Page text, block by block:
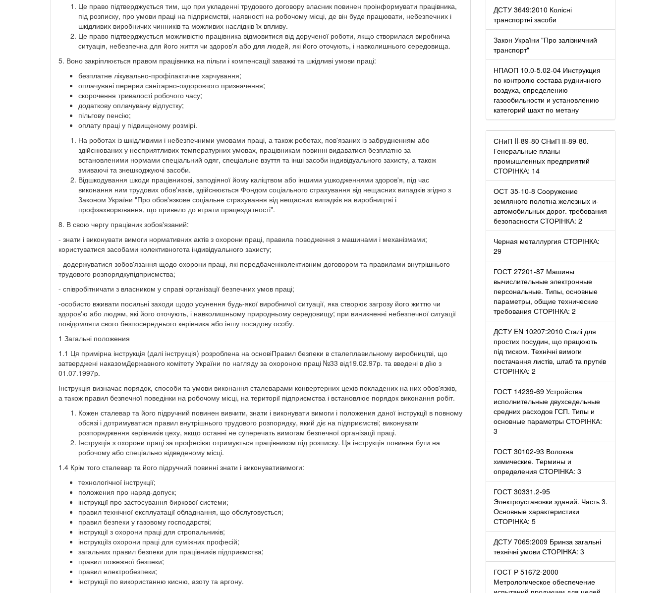
Це право підтверджується тим, що при укладенні трудового договору власник повинен проінформувати працівника,
під розписку, про умови праці на підприємстві, наявності на робочому місці, де він буде працювати, небезпечних і
шкідливих виробничих чинників та можливих наслідків їх впливу.
Це право підтверджується можливістю працівника відмовитися від дорученої роботи, якщо створилася виробнича
ситуація, небезпечна для його життя чи здоров'я або для людей, які його оточують, і навколишнього середовища.
5. Воно закріплюється правом працівника на пільги і компенсації заважкі та шкідливі умови праці:
безплатне лікувально-профілактичне харчування;
оплачувані перерви санітарно-оздоровчого призначення;
скорочення тривалості робочого часу;
додаткову оплачувану відпустку;
пільгову пенсію;
оплату праці у підвищеному розмірі.
На роботах із шкідливими і небезпечними умовами праці, а також роботах, пов'язаних із забрудненням або
здійснюваних у несприятливих температурних умовах, працівникам повинні видаватися безплатно за
встановленими нормами спеціальний одяг, спеціальне взуття та інші засоби індивідуального захисту, а також
змиваючі та знешкоджуючі засоби.
Відшкодування шкоди працівникові, заподіяної йому каліцтвом або іншими ушкодженнями здоров'я, під час
виконання ним трудових обов'язків, здійснюється Фондом соціального страхування від нещасних випадків згідно з
Законом України "Про обов'язкове соціальне страхування від нещасних випадків на виробництві і
профзахворювання, що привело до втрати працездатності".
8. В свою чергу працівник зобов'язаний:
- знати і виконувати вимоги нормативних актів з охорони праці, правила поводження з машинами і механізмами;
користуватися засобами колективногота індивідуального захисту;
- додержуватися зобов'язання щодо охорони праці, які передбаченіколективним договором та правилами внутрішнього
трудового розпорядкупідприємства;
- співробітничати з власником у справі організації безпечних умов праці;
-особисто вживати посильні заходи щодо усунення будь-якої виробничої ситуації, яка створює загрозу його життю чи
здоров'ю або людям, які його оточують, і навколишньому природньому середовищу; при виникненні небезпечної ситуації
повідомляти свого безпосереднього керівника або іншу посадову особу.
1 Загальні положения
1.1 Ця примірна інструкція (далі інструкція) розроблена на основіПравил безпеки в сталеплавильному виробництві, що
затверджені наказомДержавного комітету України по нагляду за охороною праці №33 від19.02.97р. та введені в дїю з
01.07.1997р.
Інструкція визначає порядок, способи та умови виконання сталеварами конвертерних цехів покладених на них обов'язків,
а також правил безпечної поведінки на робочому місці, на території підприємства і встановлюе порядок виконання робіт.
Кожен сталевар та його підручний повинен вивчити, знати і виконувати вимоги і положения даної інструкції в повному
обсязі і дотримуватися правил внутрішнього трудового розпорядку, який діє на підприємстві; виконувати
розпорядження керівників цеху, якщо останні не суперечать вимогам безпечної організації праці.
Інструкція з охорони праці за професією отримується працівником під розписку. Ця інструкція повинна бути на
робочому або спеціально відведеному місці.
1.4 Крім того сталевар та його підручний повинні знати і виконувативимоги:
технологічної інструкції;
положения про наряд-допуск;
інструкції про застосування биркової системи;
правил технічної експлуатації обладнання, що обслуговується;
правил безпеки у газовому господарстві;
інструкції з охорони праці для стропальників;
інструкціїз охорони праці для суміжних професій;
загальних правил безпеки для працівників підприємства;
правил пожежної безпеки;
правил електробезпеки;
інструкції по використанню кисню, азоту та аргону.
ДСТУ 3649:2010 Колісні
транспортні засоби
Закон України "Про залізничний
транспорт"
НПАОП 10.0-5.02-04 Инструкция
по контролю состава рудничного
воздуха, определению
газообильности и установлению
категорий шахт по метану
СНиП II-89-80 СНиП ІІ-89-80.
Генеральные планы
промышленных предприятий
СТОРІНКА: 14
ОСТ 35-10-8 Сооружение
земляного полотна железных и-
автомобильных дорог. требования
безопасности СТОРІНКА: 2
Черная металлургия СТОРІНКА:
29
ГОСТ 27201-87 Машины
вычислительные электронные
персональные. Типы, основные
параметры, общие технические
требования СТОРІНКА: 2
ДСТУ EN 10207:2010 Сталі для
простих посудин, що працюють
під тиском. Технічні вимоги
постачання листів, штаб та прутків
СТОРІНКА: 2
ГОСТ 14239-69 Устройства
исполнительные двухседельные
средних расходов ГСП. Типы и
основные параметры СТОРІНКА:
3
ГОСТ 30102-93 Волокна
химические. Термины и
определения СТОРІНКА: 3
ГОСТ 30331.2-95
Электроустановки зданий. Часть 3.
Основные характеристики
СТОРІНКА: 5
ДСТУ 7065:2009 Бринза загальні
технічні умови СТОРІНКА: 3
ГОСТ Р 51672-2000
Метрологическое обеспечение